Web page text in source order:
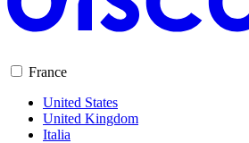
France
United States
United Kingdom
Italia